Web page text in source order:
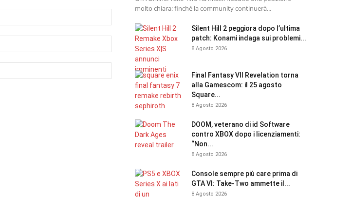
molto chiara: finché la community continuerà...
Silent Hill 2 peggiora dopo l’ultima
patch: Konami indaga sui problemi...
8 Agosto 2026
Final Fantasy VII Revelation torna
alla Gamescom: il 25 agosto
Square...
8 Agosto 2026
DOOM, veterano di id Software
contro XBOX dopo i licenziamenti:
“Non...
8 Agosto 2026
Console sempre più care prima di
GTA VI: Take-Two ammette il...
8 Agosto 2026